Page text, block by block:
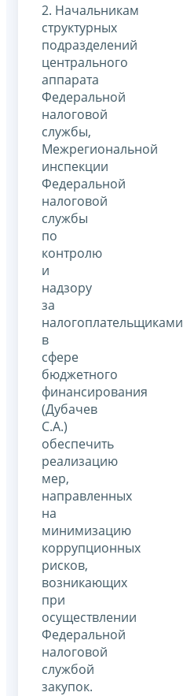
2. Начальникам
структурных
подразделений
центрального
аппарата
Федеральной
налоговой
службы,
Межрегиональной
инспекции
Федеральной
налоговой
службы
по
контролю
и
надзору
за
налогоплательщиками
в
сфере
бюджетного
финансирования
(Дубачев
С.А.)
обеспечить
реализацию
мер,
направленных
на
минимизацию
коррупционных
рисков,
возникающих
при
осуществлении
Федеральной
налоговой
службой
закупок.